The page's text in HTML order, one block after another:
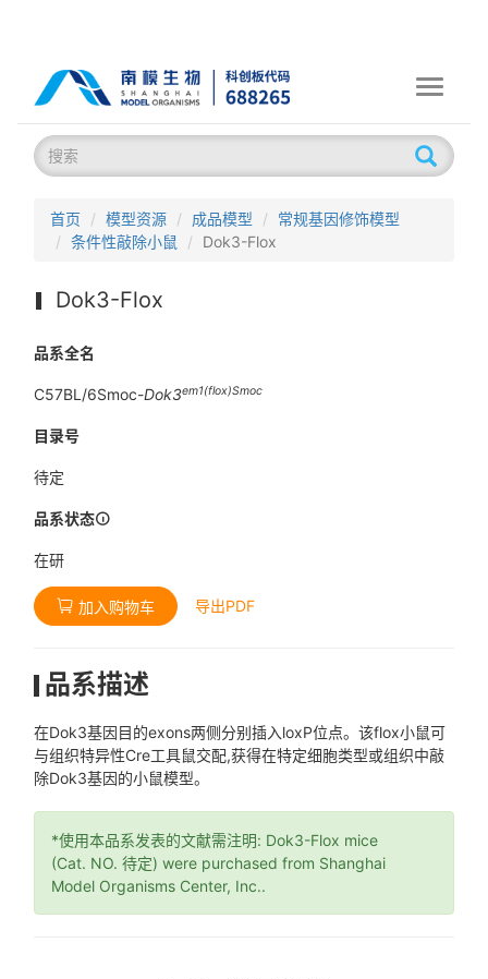
Toggle
首页 模型资源 成品模型
常规基因修饰模型
条件性敲除小鼠
Dok3-Flox
Dok3-Flox
品系全名
C57BL/6Smoc-Dok3em1(flox)Smoc
目录号
待定
品系状态
在研
加入购物车 导出PDF
品系描述
在Dok3基因目的exons两侧分别插入loxP位点。该flox小鼠可
与组织特异性Cre工具鼠交配,获得在特定细胞类型或组织中敲
除Dok3基因的小鼠模型。
*使用本品系发表的文献需注明: Dok3-Flox mice
(Cat. NO. 待定) were purchased from Shanghai
Model Organisms Center, Inc..